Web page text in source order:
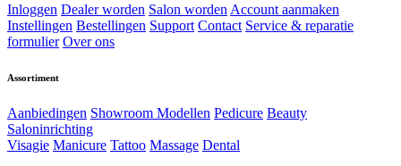
Inloggen Dealer worden Salon worden Account aanmaken
Instellingen Bestellingen Support Contact Service & reparatie
formulier Over ons
Assortiment
Aanbiedingen Showroom Modellen Pedicure Beauty
Saloninrichting
Visagie Manicure Tattoo Massage Dental